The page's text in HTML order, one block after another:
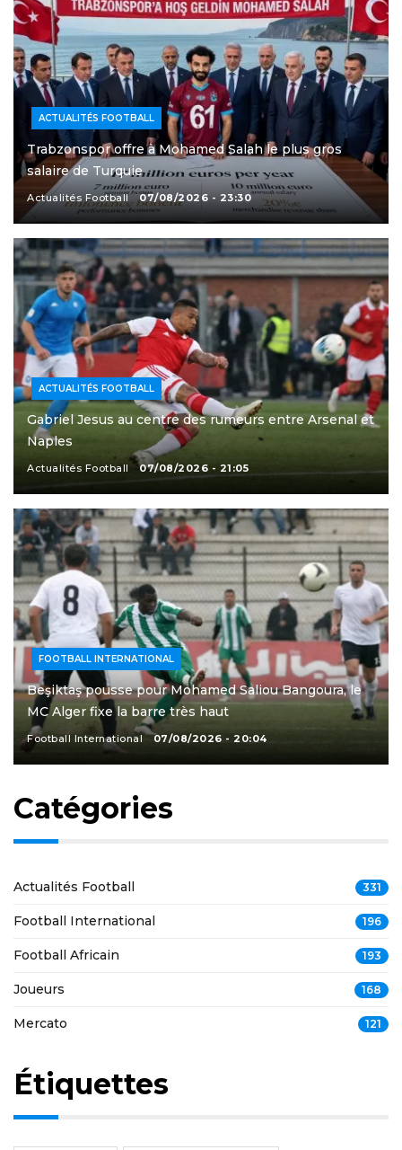
ACTUALITÉS FOOTBALL
Trabzonspor offre à Mohamed Salah le plus gros
salaire de Turquie
Actualités Football 07/08/2026 - 23:30
ACTUALITÉS FOOTBALL
Gabriel Jesus au centre des rumeurs entre Arsenal et
Naples
Actualités Football 07/08/2026 - 21:05
FOOTBALL INTERNATIONAL
Beşiktaş pousse pour Mohamed Saliou Bangoura, le
MC Alger fixe la barre très haut
Football International 07/08/2026 - 20:04
Catégories
Actualités Football 331
Football International 196
Football Africain 193
Joueurs 168
Mercato 121
Étiquettes